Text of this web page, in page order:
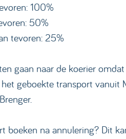
100%
50%
tevoren: 25%
gaan naar de koerier
geboekte transport vanuit
boeken na annulering? Dit